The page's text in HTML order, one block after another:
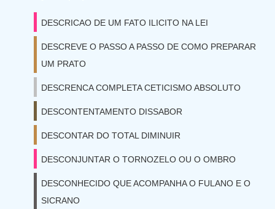
DESCRICAO DE UM FATO ILICITO NA LEI
DESCREVE O PASSO A PASSO DE COMO PREPARAR
UM PRATO
DESCRENCA COMPLETA CETICISMO ABSOLUTO
DESCONTENTAMENTO DISSABOR
DESCONTAR DO TOTAL DIMINUIR
DESCONJUNTAR O TORNOZELO OU O OMBRO
DESCONHECIDO QUE ACOMPANHA O FULANO E O
SICRANO